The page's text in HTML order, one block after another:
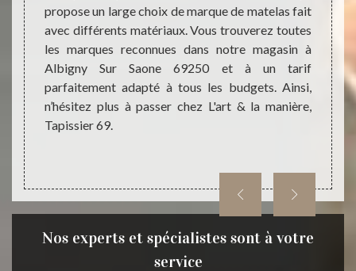
ou
ce
;
propose un large choix de marque de matelas fait
avec différents matériaux. Vous trouverez toutes
les marques reconnues dans notre magasin à
Albigny Sur Saone 69250 et à un tarif
parfaitement adapté à tous les budgets. Ainsi,
n’hésitez plus à passer chez L'art & la manière,
Tapissier 69.
Nos experts et spécialistes sont à votre
service